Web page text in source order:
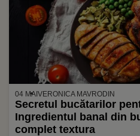
04 MAIVERONICA MAVRODIN
Secretul bucătarilor
Ingredientul banal din
complet textura